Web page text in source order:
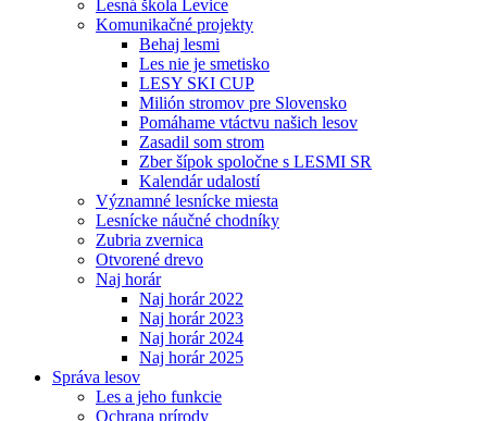
Lesná škola Levice
Komunikačné projekty
Behaj lesmi
Les nie je smetisko
LESY SKI CUP
Milión stromov pre Slovensko
Pomáhame vtáctvu našich lesov
Zasadil som strom
Zber šípok spoločne s LESMI SR
Kalendár udalostí
Významné lesnícke miesta
Lesnícke náučné chodníky
Zubria zvernica
Otvorené drevo
Naj horár
Naj horár 2022
Naj horár 2023
Naj horár 2024
Naj horár 2025
Správa lesov
Les a jeho funkcie
Ochrana prírody